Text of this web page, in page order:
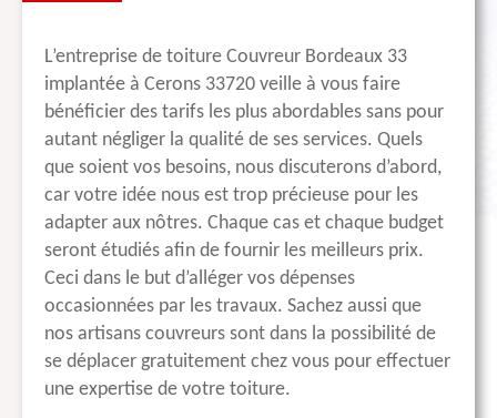
L’entreprise de toiture Couvreur Bordeaux 33
implantée à Cerons 33720 veille à vous faire
bénéficier des tarifs les plus abordables sans pour
autant négliger la qualité de ses services. Quels
que soient vos besoins, nous discuterons d’abord,
car votre idée nous est trop précieuse pour les
adapter aux nôtres. Chaque cas et chaque budget
seront étudiés afin de fournir les meilleurs prix.
Ceci dans le but d’alléger vos dépenses
occasionnées par les travaux. Sachez aussi que
nos artisans couvreurs sont dans la possibilité de
se déplacer gratuitement chez vous pour effectuer
une expertise de votre toiture.